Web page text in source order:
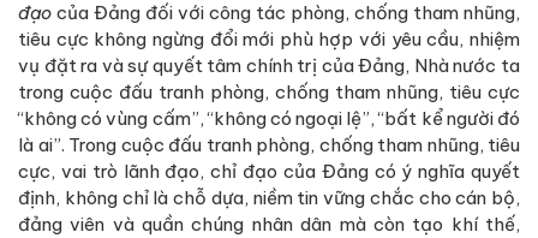
đạo của Đảng đối với công tác phòng, chống tham nhũng,
tiêu cực không ngừng đổi mới phù hợp với yêu cầu, nhiệm
vụ đặt ra và sự quyết tâm chính trị của Đảng, Nhà nước ta
trong cuộc đấu tranh phòng, chống tham nhũng, tiêu cực
“không có vùng cấm”, “không có ngoại lệ”, “bất kể người đó
là ai”. Trong cuộc đấu tranh phòng, chống tham nhũng, tiêu
cực, vai trò lãnh đạo, chỉ đạo của Đảng có ý nghĩa quyết
định, không chỉ là chỗ dựa, niềm tin vững chắc cho cán bộ,
đảng viên và quần chúng nhân dân mà còn tạo khí thế,